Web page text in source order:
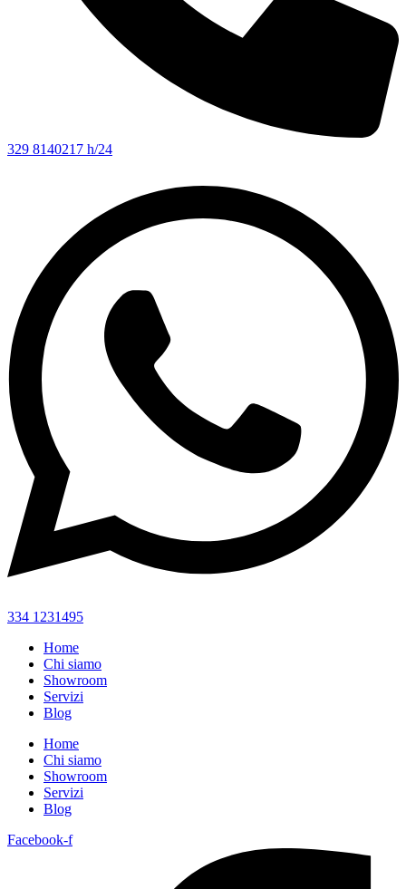
329 8140217 h/24
334 1231495
Home
Chi siamo
Showroom
Servizi
Blog
Home
Chi siamo
Showroom
Servizi
Blog
Facebook-f